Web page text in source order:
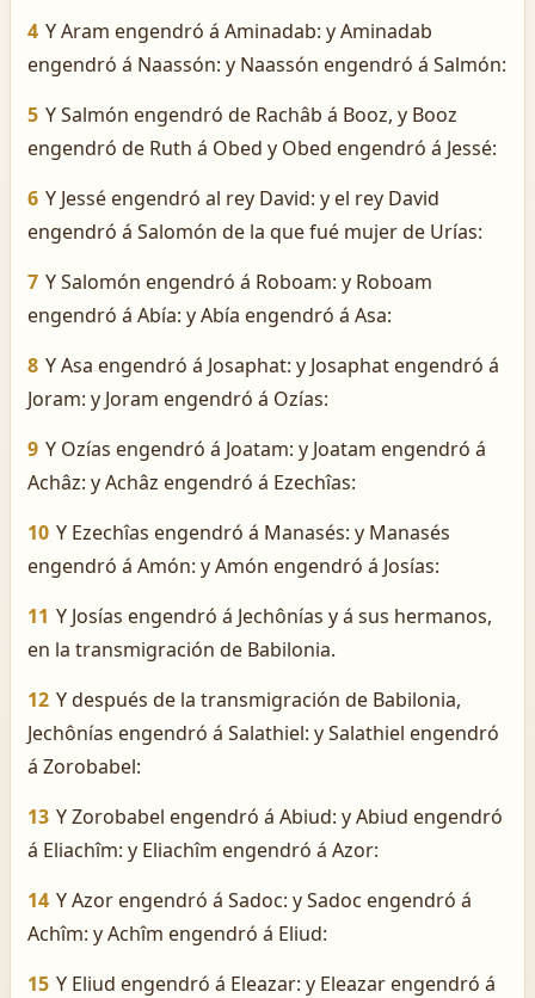
4 Y Aram engendró á Aminadab: y Aminadab
engendró á Naassón: y Naassón engendró á Salmón:
5 Y Salmón engendró de Rachâb á Booz, y Booz
engendró de Ruth á Obed y Obed engendró á Jessé:
6 Y Jessé engendró al rey David: y el rey David
engendró á Salomón de la que fué mujer de Urías:
7 Y Salomón engendró á Roboam: y Roboam
engendró á Abía: y Abía engendró á Asa:
8 Y Asa engendró á Josaphat: y Josaphat engendró á
Joram: y Joram engendró á Ozías:
9 Y Ozías engendró á Joatam: y Joatam engendró á
Achâz: y Achâz engendró á Ezechîas:
10 Y Ezechîas engendró á Manasés: y Manasés
engendró á Amón: y Amón engendró á Josías:
11 Y Josías engendró á Jechônías y á sus hermanos,
en la transmigración de Babilonia.
12 Y después de la transmigración de Babilonia,
Jechônías engendró á Salathiel: y Salathiel engendró
á Zorobabel:
13 Y Zorobabel engendró á Abiud: y Abiud engendró
á Eliachîm: y Eliachîm engendró á Azor:
14 Y Azor engendró á Sadoc: y Sadoc engendró á
Achîm: y Achîm engendró á Eliud:
15 Y Eliud engendró á Eleazar: y Eleazar engendró á